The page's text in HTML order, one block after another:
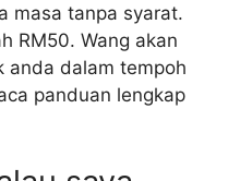
masa tanpa syarat.
RM50. Wang akan
anda dalam tempoh
panduan lengkap